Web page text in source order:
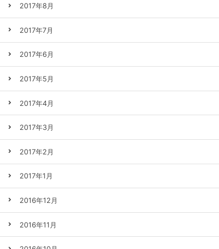
2017年8月
2017年7月
2017年6月
2017年5月
2017年4月
2017年3月
2017年2月
2017年1月
2016年12月
2016年11月